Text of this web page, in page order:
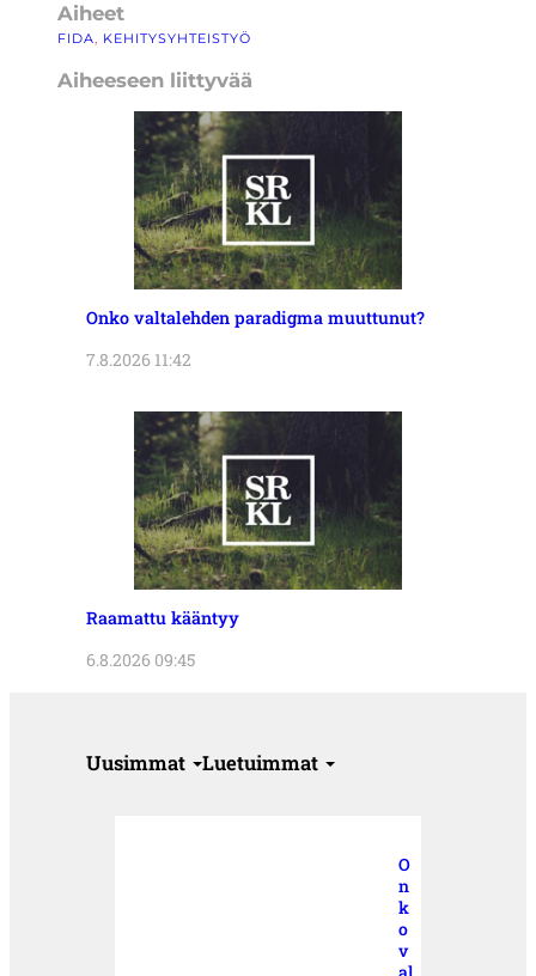
Aiheet
FIDA, KEHITYSYHTEISTYÖ
Aiheeseen liittyvää
Onko valtalehden paradigma muuttunut?
7.8.2026 11:42
Raamattu kääntyy
6.8.2026 09:45
Uusimmat Luetuimmat
O
n
k
o
v